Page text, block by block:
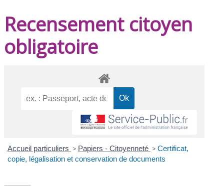
Recensement citoyen
obligatoire
Accueil particuliers > Papiers - Citoyenneté > Certificat,
copie, légalisation et conservation de documents